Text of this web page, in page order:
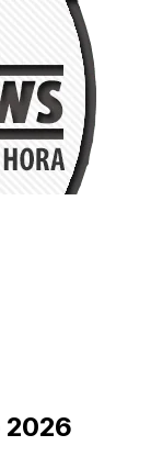
2026